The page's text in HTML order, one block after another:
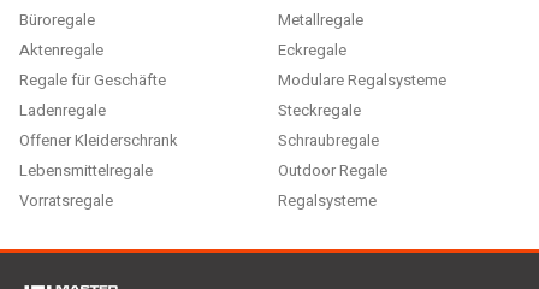
Büroregale
Aktenregale
Regale für Geschäfte
Ladenregale
Offener Kleiderschrank
Lebensmittelregale
Vorratsregale
Metallregale
Eckregale
Modulare Regalsysteme
Steckregale
Schraubregale
Outdoor Regale
Regalsysteme